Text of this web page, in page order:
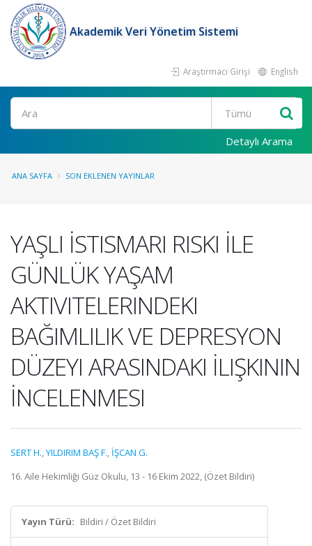
Akademik Veri Yönetim Sistemi
Araştırmacı Girişi English
Ara
Detaylı Arama
ANA SAYFA SON EKLENEN YAYINLAR
YAŞLI İSTISMARI RISKI İLE
GÜNLÜK YAŞAM
AKTIVITELERINDEKI
BAĞIMLILIK VE DEPRESYON
DÜZEYI ARASINDAKI İLIŞKININ
İNCELENMESI
SERT H.,YILDIRIM BAŞ F., İŞCAN G.
16. Aile Hekimliği Güz Okulu, 13 - 16 Ekim 2022, (Özet Bildiri)
Yayın Türü: Bildiri / Özet Bildiri